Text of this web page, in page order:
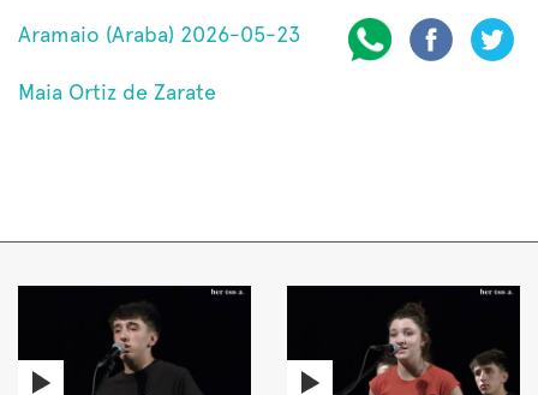
Aramaio (Araba) 2026-05-23
Maia Ortiz de Zarate